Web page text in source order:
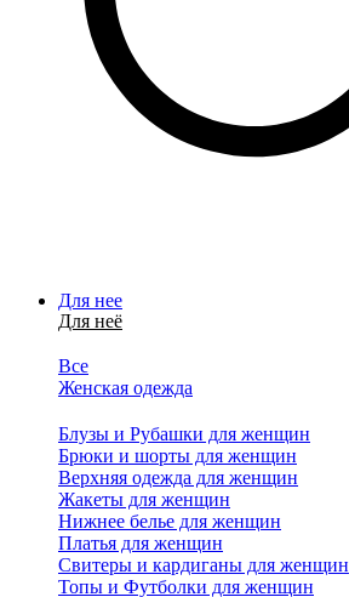
Для нее
Для неё
Все
Женская одежда
Блузы и Рубашки для женщин
Брюки и шорты для женщин
Верхняя одежда для женщин
Жакеты для женщин
Нижнее белье для женщин
Платья для женщин
Свитеры и кардиганы для женщин
Топы и Футболки для женщин